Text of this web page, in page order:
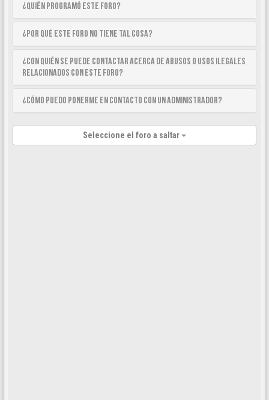
¿Quién programó este foro?
¿Por qué este foro no tiene tal cosa?
¿Con quién se puede contactar acerca de abusos o usos ilegales
relacionados con este foro?
¿Cómo puedo ponerme en contacto con un Administrador?
Seleccione el foro a saltar